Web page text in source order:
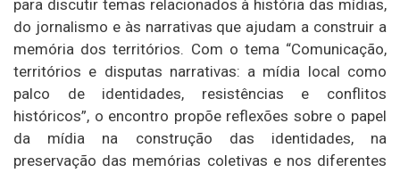
para discutir temas relacionados à história das mídias,
do jornalismo e às narrativas que ajudam a construir a
memória dos territórios. Com o tema “Comunicação,
territórios e disputas narrativas: a mídia local como
palco de identidades, resistências e conflitos
históricos”, o encontro propõe reflexões sobre o papel
da mídia na construção das identidades, na
preservação das memórias coletivas e nos diferentes